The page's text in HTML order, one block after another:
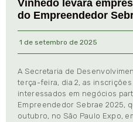
Vinhedo levará
do Empreendedor
1 de setembro de 2025
A Secretaria de
terça-feira, dia 2, as
interessados em negócios
Empreendedor Sebrae 2025,
outubro, no São Paulo Expo,